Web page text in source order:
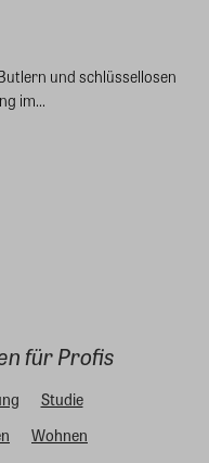
und schlüssellosen
im...
für Profis
Studie
Wohnen